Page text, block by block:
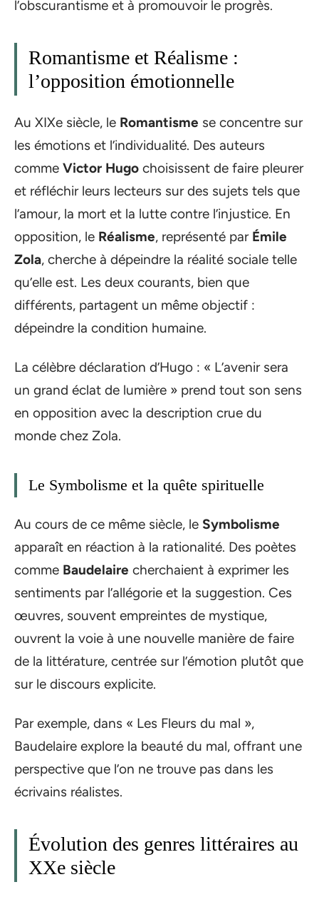
l’obscurantisme et à promouvoir le progrès.
Romantisme et Réalisme :
l’opposition émotionnelle
Au XIXe siècle, le Romantisme se concentre sur
les émotions et l’individualité. Des auteurs
comme Victor Hugo choisissent de faire pleurer
et réfléchir leurs lecteurs sur des sujets tels que
l’amour, la mort et la lutte contre l’injustice. En
opposition, le Réalisme, représenté par Émile
Zola, cherche à dépeindre la réalité sociale telle
qu’elle est. Les deux courants, bien que
différents, partagent un même objectif :
dépeindre la condition humaine.
La célèbre déclaration d’Hugo : « L’avenir sera
un grand éclat de lumière » prend tout son sens
en opposition avec la description crue du
monde chez Zola.
Le Symbolisme et la quête spirituelle
Au cours de ce même siècle, le Symbolisme
apparaît en réaction à la rationalité. Des poètes
comme Baudelaire cherchaient à exprimer les
sentiments par l’allégorie et la suggestion. Ces
œuvres, souvent empreintes de mystique,
ouvrent la voie à une nouvelle manière de faire
de la littérature, centrée sur l’émotion plutôt que
sur le discours explicite.
Par exemple, dans « Les Fleurs du mal »,
Baudelaire explore la beauté du mal, offrant une
perspective que l’on ne trouve pas dans les
écrivains réalistes.
Évolution des genres littéraires au
XXe siècle